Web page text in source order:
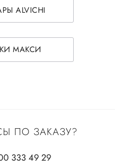
ALVICHI
МАКСИ
ПО ЗАКАЗУ?
333 49 29